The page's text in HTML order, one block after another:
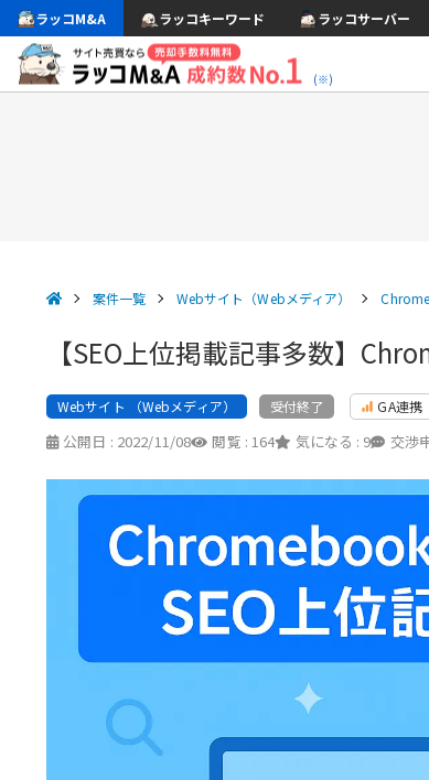
ラッコM&A ラッコキーワード ラッコサーバー
(※)
案件一覧 Webサイト（Webメディア）
【SEO上位掲載記事多数】
Webサイト （Webメディア） 受付終了 GA連携
公開日 : 2022/11/08 閲覧 : 164 気になる : 9 交渉